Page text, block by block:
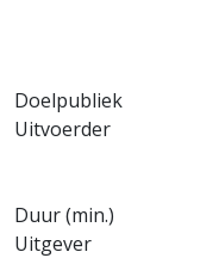
Doelpubliek
Uitvoerder
Duur (min.)
Uitgever